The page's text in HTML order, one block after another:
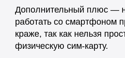
Дополнительный плюс —
работать со смартфоном
краже, так как нельзя
физическую сим-карту.